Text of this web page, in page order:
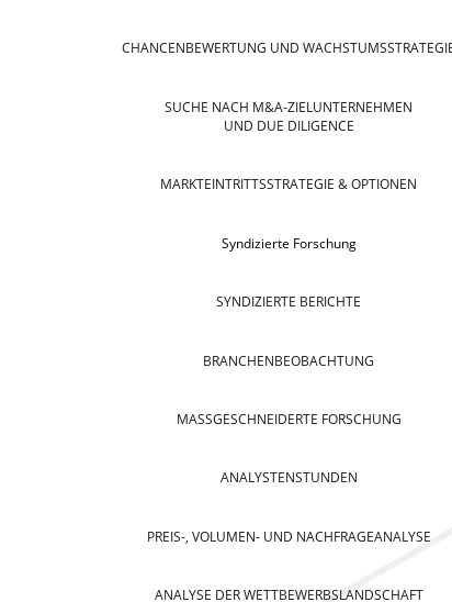
CHANCENBEWERTUNG UND
SUCHE NACH M&A-ZIELUNTERNEHMEN
UND DUE DILIGENCE
MARKTEINTRITTSSTRATEGIE & OPTIONEN
Syndizierte Forschung
SYNDIZIERTE BERICHTE
BRANCHENBEOBACHTUNG
MASSGESCHNEIDERTE FORSCHUNG
ANALYSTENSTUNDEN
PREIS-, VOLUMEN- UND NACHFRAGEANALYSE
ANALYSE DER WETTBEWERBSLANDSCHAFT